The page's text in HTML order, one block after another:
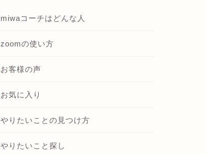
miwaコーチはどんな人
zoomの使い方
お客様の声
お気に入り
やりたいことの見つけ方
やりたいこと探し